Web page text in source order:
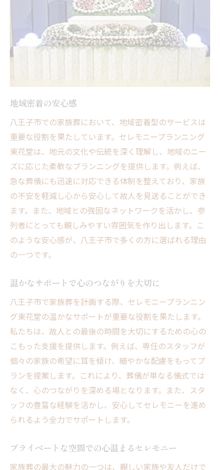
プライベートな儀式の重要性
現代における家族葬のニーズ
八王子市の家族葬の特長
徹底したヒアリングで理想の式を実現
地元文化を尊重した葬儀提案
最新技術を活用した演出
葬儀後のサポート体制
八王子市の家族葬で安心感を得るためのポイン
ト
事前相談の重要性
信頼できる葬儀社の選び方
心に寄り添うスタッフの存在
プライバシーを守る工夫
地域コミュニティとのつながり
家族葬の費用について八王子市での適正価格を
知る
明確な料金体系の説明
追加費用を避けるためのチェックポイント
費用を抑えるための工夫
八王子市での一般的な家族葬費用
コストパフォーマンスの良いプラン
家族葬における費用の内訳
地域密着の安心感
八王子市での家族葬において、地域密着型のサービスは
重要な役割を果たしています。セレモニープランニング
東花堂は、地元の文化や伝統を深く理解し、地域のニー
ズに応じた柔軟なプランニングを提供します。例えば、
急な葬儀にも迅速に対応できる体制を整えており、家族
の不安を軽減し心から安心して故人を見送ることができ
ます。また、地域との強固なネットワークを活かし、参
列者にとっても親しみやすい雰囲気を作り出します。こ
のような安心感が、八王子市で多くの方に選ばれる理由
の一つです。
温かなサポートで心のつながりを大切に
八王子市で家族葬を計画する際、セレモニープランニン
グ東花堂の温かなサポートが重要な役割を果たします。
私たちは、故人との最後の時間を大切にするための心の
こもった支援を提供します。例えば、専任のスタッフが
個々の家族の希望に耳を傾け、細やかな配慮をもってプ
ランを提案します。これにより、葬儀が単なる儀式では
なく、心のつながりを深める場となります。また、スタ
ッフの豊富な経験を活かし、安心してセレモニーを進め
られるよう全力でサポートします。
プライベートな空間での心温まるセレモニー
家族葬の最大の魅力の一つは、親しい家族や友人だけで